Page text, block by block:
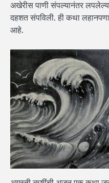
अखेरीस पाणी संपल्यानंतर
दहशत संपविली. ही कथा
आहे.